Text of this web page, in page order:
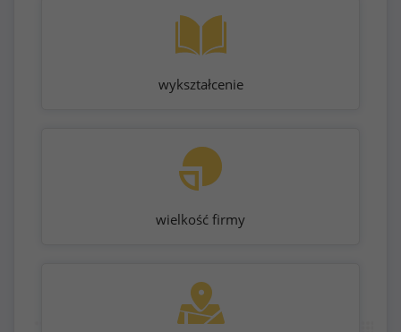
wykształcenie
wielkość firmy